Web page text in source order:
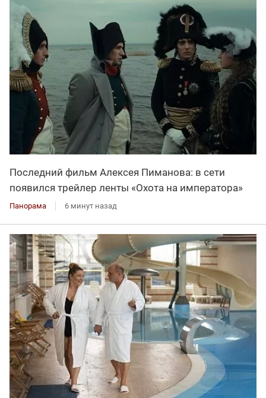
Последний фильм Алексея Пиманова: в сети
появился трейлер ленты «Охота на императора»
Панорама 6 минут назад